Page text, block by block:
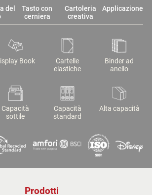
Bahasa Indonesia
日本語
Português
Русский язык
del
Tasto con
cerniera
Cartoleria
creativa
Applicazione
Book
Cartelle
elastiche
Binder ad
anello
Capacità
sottile
Capacità
standard
Alta capacità
Prodotti